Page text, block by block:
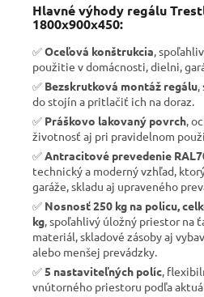
Hlavné výhody regálu
1800x900x450:
✅Oceľová konštrukcia ,
použitie v domácnosti, dielni,
✅ Bezskrutková montáž regálu
do stojín a pritlačiť ich na doraz.
✅ Práškovo lakovaný povrch ,
životnosť aj pri pravidelnom
✅ Antracitové prevedenie
technický a moderný vzhľad,
garáže, skladu aj upraveného
✅ Nosnosť 250 kg na policu,
kg , spoľahlivý úložný priestor na
materiál, skladové zásoby aj
alebo menšej prevádzky.
✅ 5 nastaviteľných políc ,
vnútorného priestoru podľa